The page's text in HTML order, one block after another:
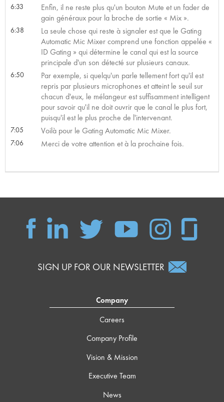
6:33
Enfin, il ne reste plus qu'un bouton Mute et un fader de
gain généraux pour la broche de sortie « Mix ».
6:38
La seule chose qui reste à signaler est que le Gating
Automatic Mic Mixer comprend une fonction appelée «
ID Gating » qui détermine le canal qui est la source
principale d'un son détecté sur plusieurs canaux.
6:50
Par exemple, si quelqu'un parle tellement fort qu'il est
repris par plusieurs microphones et atteint le seuil sur
chacun d'eux, le mélangeur est suffisamment intelligent
pour savoir qu'il ne doit ouvrir que le canal le plus fort,
puisqu'il est le plus proche de l'intervenant.
7:05 Voilà pour le Gating Automatic Mic Mixer.
7:06 Merci de votre attention et à la prochaine fois.
SIGN UP FOR OUR NEWSLETTER
Company
Careers
Company Profile
Vision & Mission
Executive Team
News